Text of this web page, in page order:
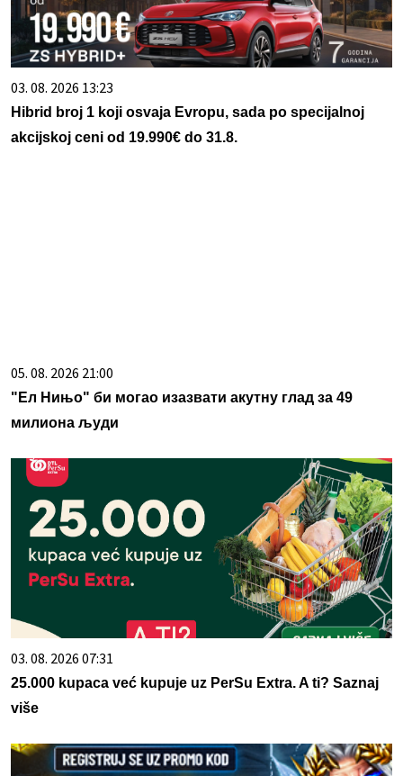
03. 08. 2026 13:23
Hibrid broj 1 koji osvaja Evropu, sada po specijalnoj
akcijskoj ceni od 19.990€ do 31.8.
05. 08. 2026 21:00
"Ел Нињо" би могао изазвати акутну глад за 49
милиона људи
03. 08. 2026 07:31
25.000 kupaca već kupuje uz PerSu Extra. A ti? Saznaj
više